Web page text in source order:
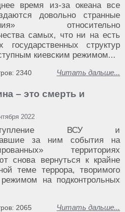
время из-за океана все
довольно странные
относительно
самых, что ни на есть
государственных структур
киевским режимом...
Читать дальше...
2340
– это смерть и
2022
ВСУ и
за ним события на
территориях
снова вернуться к крайне
теме террора, творимого
на подконтрольных
Читать дальше...
2065